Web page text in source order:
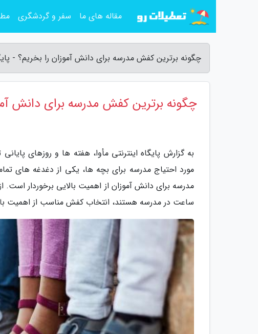
چگونه برترین کفش مدرسه برای دانش آموزان را بخریم؟ -
چگونه برترین کفش مدرسه برای دانش
به گزارش پایگاه اینترنتی مأوا، هفته ها و روزهای
مورد احتیاج مدرسه برای بچه ها، یکی از دغدغه های
ساعت در مدرسه هستند، انتخاب کفش مناسب از اهمیت
مقاله های ما سفر و گردشگری